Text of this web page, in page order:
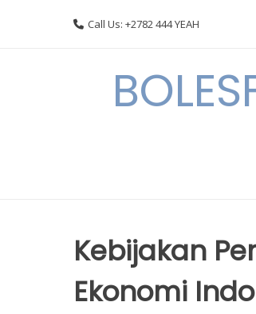
Call Us: +2782 444 YEAH
Kebijakan
Ekonomi